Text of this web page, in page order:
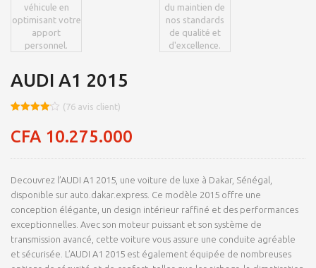
AUDI A1 2015
sur 5
basé
notations
(76 avis client)
CFA 10.275.000
Decouvrez l’AUDI A1 2015, une voiture de luxe à Dakar, Sénégal,
disponible sur auto.dakar.express. Ce modèle 2015 offre une
conception élégante, un design intérieur raffiné et des performances
exceptionnelles. Avec son moteur puissant et son système de
transmission avancé, cette voiture vous assure une conduite agréable
et sécurisée. L’AUDI A1 2015 est également équipée de nombreuses